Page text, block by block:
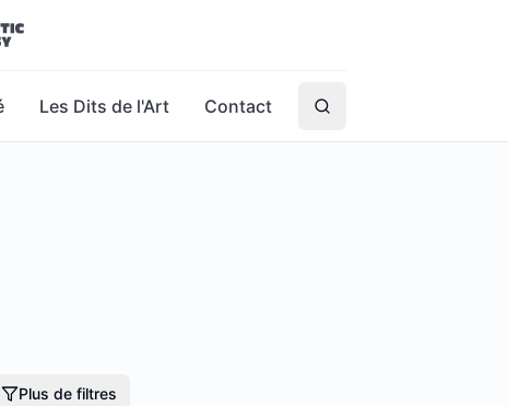
Les Dits de l'Art Contact
Plus de filtres